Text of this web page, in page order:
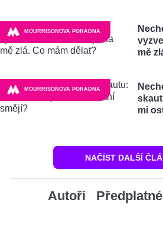
MOURRISONOVA PORADNA
mě
MOURRISONOVA PORADNA
mi
NAČÍST DALŠÍ
Autoři Předplatné